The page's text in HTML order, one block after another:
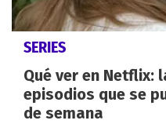
SERIES
Qué ver en Netflix:
episodios que se
de semana